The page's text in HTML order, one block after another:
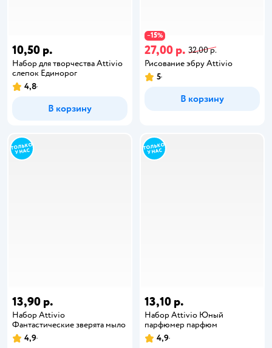
10,50 р.
Набор для творчества Attivio
слепок Единорог
4,8
В корзину
−15%
27,00 р. 32,00 р.
Рисование эбру Attivio
5
В корзину
13,90 р.
Набор Attivio
Фантастические зверята мыло
4,9
13,10 р.
Набор Attivio Юный
парфюмер парфюм
4,9